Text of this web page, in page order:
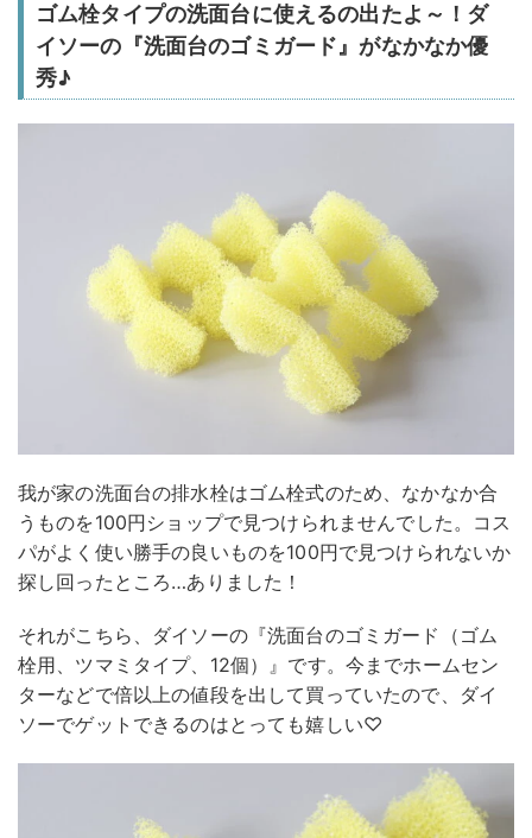
ゴム栓タイプの洗面台に使えるの出たよ～！ダ
イソーの『洗面台のゴミガード』がなかなか優
秀♪
我が家の洗面台の排水栓はゴム栓式のため、なかなか合
うものを100円ショップで見つけられませんでした。コス
パがよく使い勝手の良いものを100円で見つけられないか
探し回ったところ…ありました！
それがこちら、ダイソーの『洗面台のゴミガード（ゴム
栓用、ツマミタイプ、12個）』です。今までホームセン
ターなどで倍以上の値段を出して買っていたので、ダイ
ソーでゲットできるのはとっても嬉しい♡